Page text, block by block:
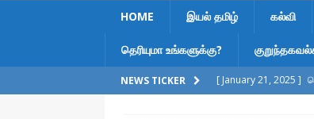
HOME இயல் தமிழ் கல்வி
தெரியுமா உங்களுக்கு?
NEWS TICKER [ January 21, 2025 ]